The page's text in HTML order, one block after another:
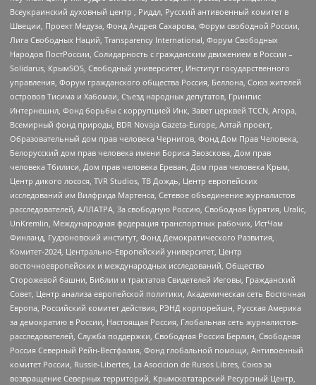
Всеукраинский духовный центр , Риддл, Русский антивоенный комитет в
Швеции, Проект Медуза, Фонд Андрея Сахарова, Форум свободной России,
Лига Свободных Наций, Transparеncy International, Форум Свободных
Народов ПостРоссии, Солидарность с гражданским движением в России –
Solidarus, КрымSOS, Свободный университет, Институт государственного
управления, Форум гражданского общества Россия, Беллона, Союз жителей
островов Тисима и Хабомаи, Съезд народных депутатов, Гринпис
Интернешнл, Фонд борьбы с коррупцией Инк, Завет церквей TCCN, Агора,
Всемирный фонд природы, BDR Novaja Gazeta-Europe, Алтай проект,
Образовательный дом прав человека Чернигов, Фонд Дом Прав Человека,
Белорусский дом прав человека имени Бориса Звозскова, Дом прав
человека Тбилиси, Дом прав человека Ереван, Дом прав человека Крым,
Центр дикого лосося, TVR Studios, ТВ Дождь, Центр европейских
исследований им Вилфрида Мартенса, Сетевое объединение журналистов
расследователей, АЛЛАТРА, За свободную Россию, Свободная Бурятия, Uralic,
UnKremlin, Международная федерация транспортных рабочих, ИстЧам
Финланд, Гудзоновский институт, Фонд Демократического Развития,
Комитет-2024, Центрально-Европейский университет, Центр
восточноевропейских и международных исследований, Общество
Сторожевой башни, Библии и трактатов Свидетелей Иеговы, Гражданский
Совет, Центр анализа европейской политики, Академическая сеть Восточная
Европа, Российский комитет действия, РЭНД корпорейшн, Русская Америка
за демократию в России, Настоящая Россия, Глобальная сеть журналистов-
расследователей, Служба поддержки, Свободная Россия Берлин, Свободная
Россия Северный Рейн-Вестфалия, Фонд глобальной помощи, Антивоенный
комитет России, Russie-Libertes, La Asocicion de Rusos Libres, Союз за
возвращение Северных территорий, Крымскотатарский Ресурсный Центр,